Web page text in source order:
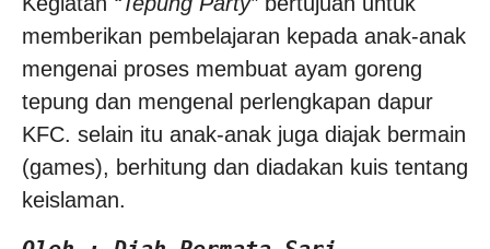
memberikan pembelajaran kepada anak-anak
mengenai proses membuat ayam goreng
tepung dan mengenal perlengkapan dapur
KFC. selain itu anak-anak juga diajak bermain
(games), berhitung dan diadakan kuis tentang
keislaman.